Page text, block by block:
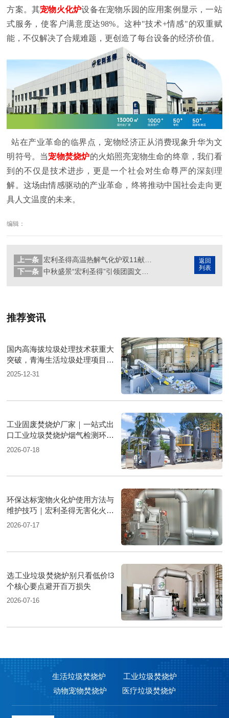
方案。其宠物火化炉设备在宠物乐园的应用案例显示，一站
式服务，使客户满意度达98%。这种"技术+情感"的双重赋
能，不仅解决了合规难题，更创造了每台设备的经济价值。
站在产业革命的临界点，宠物经济正从消费现象升华为文
明符号。当宠物焚烧炉的火焰照亮宠物生命的终章，我们看
到的不仅是技术进步，更是一个社会对生命尊严的深刻理
解。这场由情感驱动的产业革命，终将推动中国社会走向更
具人文温度的未来。
编辑：
返回
列表
上一条
宏利圣得高温热解气化炉双11献礼:实惠之选,驱动环保新未来
下一条
推荐资讯
国内高海拔垃圾处理技术获重大
突破，青海生活垃圾处理项目树
行业新标杆
2025-12-31
工业固废焚烧炉厂家｜一站式出
口工业垃圾焚烧炉烟气检测环保
达标
2026-07-18
环保达标宠物火化炉使用方法与
维护技巧｜宏利圣得无害化火化
设备科普
2026-07-17
选工业垃圾焚烧炉别只看低价!3
个核心要点避开百万损失
2026-07-16
生活垃圾焚烧炉
工业垃圾焚烧炉
动物宠物焚烧炉
医疗垃圾焚烧炉